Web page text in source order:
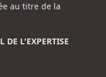
au titre de la
L'EXPERTISE